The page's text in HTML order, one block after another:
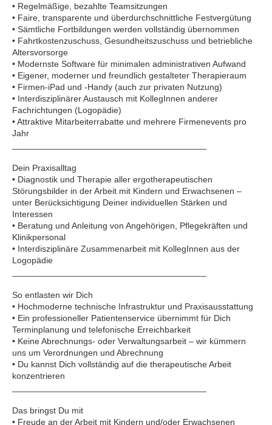
• Regelmäßige, bezahlte Teamsitzungen
• Faire, transparente und überdurchschnittliche Festvergütung
• Sämtliche Fortbildungen werden vollständig übernommen
• Fahrtkostenzuschuss, Gesundheitszuschuss und betriebliche
Altersvorsorge
• Modernste Software für minimalen administrativen Aufwand
• Eigener, moderner und freundlich gestalteter Therapieraum
• Firmen-iPad und -Handy (auch zur privaten Nutzung)
• Interdisziplinärer Austausch mit KollegInnen anderer
Fachrichtungen (Logopädie)
• Attraktive Mitarbeiterrabatte und mehrere Firmenevents pro
Jahr
Dein Praxisalltag
• Diagnostik und Therapie aller ergotherapeutischen
Störungsbilder in der Arbeit mit Kindern und Erwachsenen –
unter Berücksichtigung Deiner individuellen Stärken und
Interessen
• Beratung und Anleitung von Angehörigen, Pflegekräften und
Klinikpersonal
• Interdisziplinäre Zusammenarbeit mit KollegInnen aus der
Logopädie
So entlasten wir Dich
• Hochmoderne technische Infrastruktur und Praxisausstattung
• Ein professioneller Patientenservice übernimmt für Dich
Terminplanung und telefonische Erreichbarkeit
• Keine Abrechnungs- oder Verwaltungsarbeit – wir kümmern
uns um Verordnungen und Abrechnung
• Du kannst Dich vollständig auf die therapeutische Arbeit
konzentrieren
Das bringst Du mit
• Freude an der Arbeit mit Kindern und/oder Erwachsenen